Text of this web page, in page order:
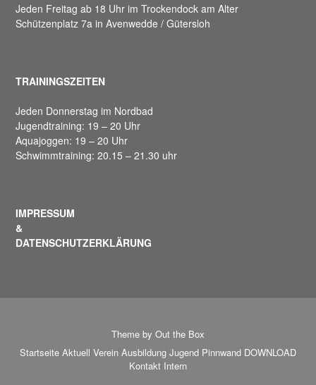
Jeden Freitag ab 18 Uhr im Trockendock am Alter
Schützenplatz 7a in Avenwedde / Gütersloh
TRAININGSZEITEN
Jeden Donnerstag im Nordbad
Jugendtraining: 19 – 20 Uhr
Aquajoggen: 19 – 20 Uhr
Schwimmtraining: 20.15 – 21.30 uhr
IMPRESSUM
&
DATENSCHUTZERKLÄRUNG
Theme by Out the Box
Startseite Aktuell Verein Ausbildung Jugend Pinnwand DOWNLOAD
Kontakt Intern